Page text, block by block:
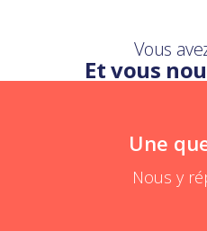
Vous
Et vous
Une
Nous y